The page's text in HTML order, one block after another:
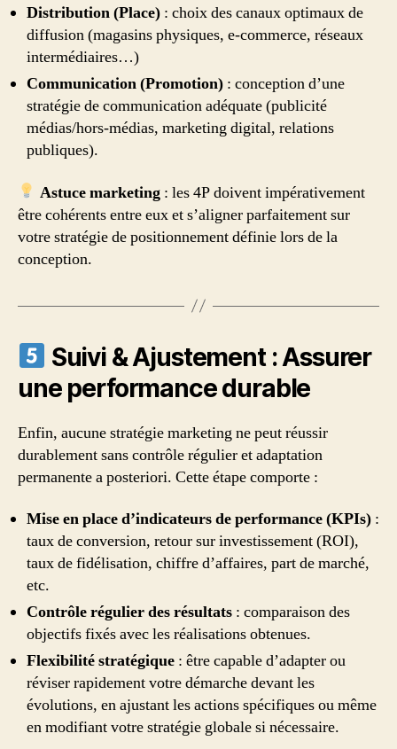
Distribution (Place) : choix des canaux optimaux de
diffusion (magasins physiques, e-commerce, réseaux
intermédiaires…)
Communication (Promotion) : conception d’une
stratégie de communication adéquate (publicité
médias/hors-médias, marketing digital, relations
publiques).
Astuce marketing: les 4P doivent impérativement
être cohérents entre eux et s’aligner parfaitement sur
votre stratégie de positionnement définie lors de la
conception.
Suivi & Ajustement : Assurer
une performance durable
Enfin, aucune stratégie marketing ne peut réussir
durablement sans contrôle régulier et adaptation
permanente a posteriori. Cette étape comporte :
Mise en place d’indicateurs de performance (KPIs) :
taux de conversion, retour sur investissement (ROI),
taux de fidélisation, chiffre d’affaires, part de marché,
etc.
Contrôle régulier des résultats : comparaison des
objectifs fixés avec les réalisations obtenues.
Flexibilité stratégique : être capable d’adapter ou
réviser rapidement votre démarche devant les
évolutions, en ajustant les actions spécifiques ou même
en modifiant votre stratégie globale si nécessaire.